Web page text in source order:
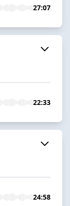
27:07
22:33
24:58